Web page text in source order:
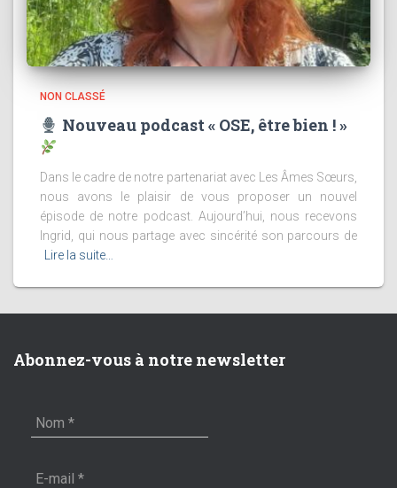
NON CLASSÉ
Nouveau podcast « OSE, être bien ! »
Dans le cadre de notre partenariat avec Les Âmes Sœurs,
nous avons le plaisir de vous proposer un nouvel
épisode de notre podcast. Aujourd’hui, nous recevons
Ingrid, qui nous partage avec sincérité son parcours de
Lire la suite…
Abonnez-vous à notre newsletter